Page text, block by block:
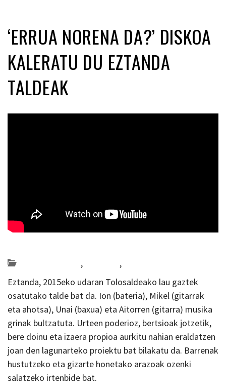
‘ERRUA NORENA DA?’ DISKOA
KALERATU DU EZTANDA
TALDEAK
, ,
Eztanda, 2015eko udaran Tolosaldeako lau gaztek
osatutako talde bat da. Ion (bateria), Mikel (gitarrak
eta ahotsa), Unai (baxua) eta Aitorren (gitarra) musika
grinak bultzatuta. Urteen poderioz, bertsioak jotzetik,
bere doinu eta izaera propioa aurkitu nahian eraldatzen
joan den lagunarteko proiektu bat bilakatu da. Barrenak
hustutzeko eta gizarte honetako arazoak ozenki
salatzeko irtenbide bat.